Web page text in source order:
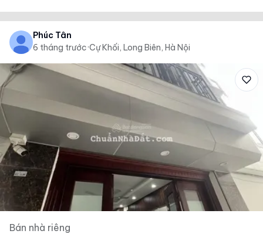
Phúc Tân
6 tháng trước·Cự Khối, Long Biên, Hà Nội
Bán nhà riêng